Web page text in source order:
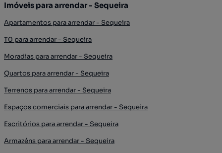
Imóveis para arrendar - Sequeira
Apartamentos para arrendar - Sequeira
T0 para arrendar - Sequeira
Moradias para arrendar - Sequeira
Quartos para arrendar - Sequeira
Terrenos para arrendar - Sequeira
Espaços comerciais para arrendar - Sequeira
Escritórios para arrendar - Sequeira
Armazéns para arrendar - Sequeira